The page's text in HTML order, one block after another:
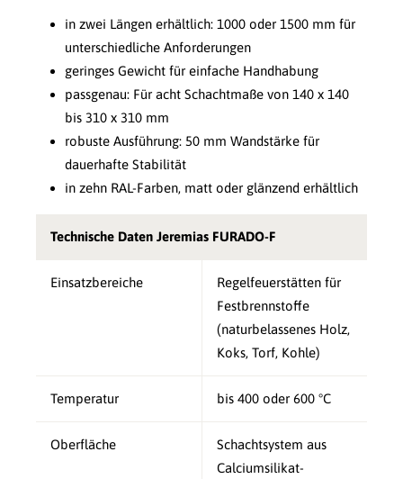
in zwei Längen erhältlich: 1000 oder 1500 mm für
unterschiedliche Anforderungen
geringes Gewicht für einfache Handhabung
passgenau: Für acht Schachtmaße von 140 x 140
bis 310 x 310 mm
robuste Ausführung: 50 mm Wandstärke für
dauerhafte Stabilität
in zehn RAL-Farben, matt oder glänzend erhältlich
Technische Daten Jeremias FURADO-F
Einsatzbereiche
Regelfeuerstätten für
Festbrennstoffe
(naturbelassenes Holz,
Koks, Torf, Kohle)
Temperatur bis 400 oder 600 °C
Oberfläche
Schachtsystem aus
Calciumsilikat-